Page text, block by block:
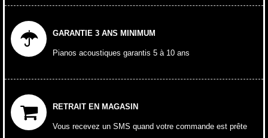
GARANTIE 3 ANS MINIMUM
Pianos acoustiques garantis 5 à 10 ans
RETRAIT EN MAGASIN
Vous recevez un SMS quand votre commande est prête